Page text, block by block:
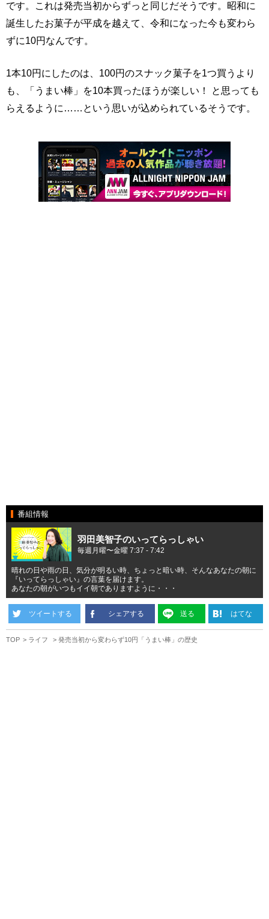
です。これは発売当初からずっと同じだそうです。昭和に
誕生したお菓子が平成を越えて、令和になった今も変わら
ずに10円なんです。
1本10円にしたのは、100円のスナック菓子を1つ買うより
も、「うまい棒」を10本買ったほうが楽しい！ と思っても
らえるように……という思いが込められているそうです。
番組情報
羽田美智子のいってらっしゃい
毎週月曜〜金曜 7:37 - 7:42
晴れの日や雨の日、気分が明るい時、ちょっと暗い時、そんなあなたの朝に
『いってらっしゃい』の言葉を届けます。
あなたの朝がいつもイイ朝でありますように・・・
ツイートする シェアする 送る はてな
TOP ライフ 発売当初から変わらず10円「うまい棒」の歴史